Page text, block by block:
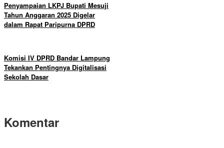
Penyampaian LKPJ Bupati Mesuji
Tahun Anggaran 2025 Digelar
dalam Rapat Paripurna DPRD
Komisi IV DPRD Bandar Lampung
Tekankan Pentingnya Digitalisasi
Sekolah Dasar
Komentar